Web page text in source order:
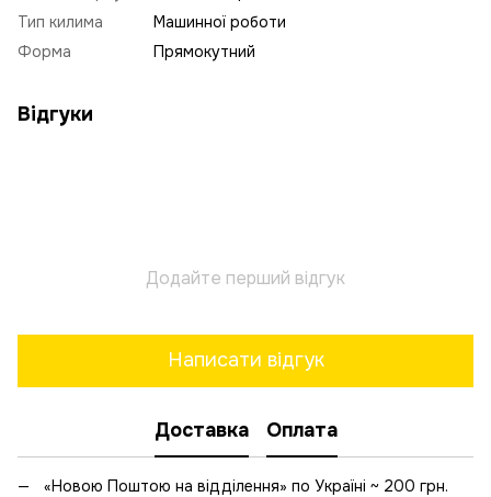
Тип килима
Машинної роботи
Форма
Прямокутний
Відгуки
Додайте перший відгук
Написати відгук
Доставка Оплата
«Новою Поштою на відділення» по Україні ~ 200 грн.